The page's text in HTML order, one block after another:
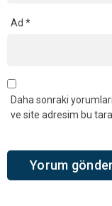
Ad *
Daha sonraki
ve site adresim bu